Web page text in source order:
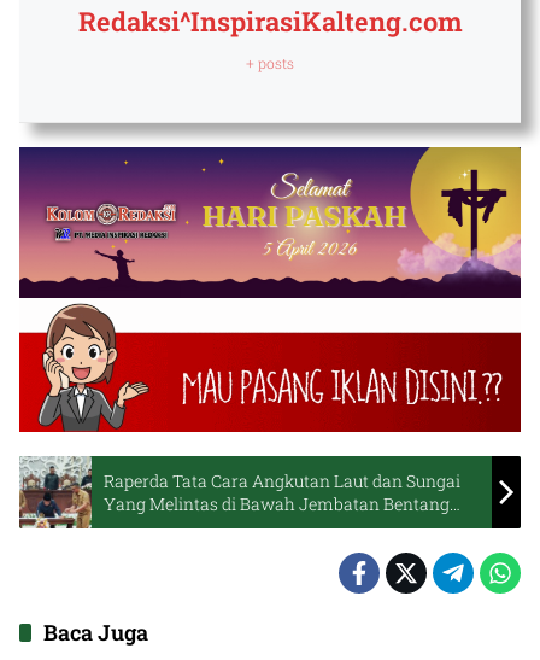
Redaksi^InspirasiKalteng.com
+ posts
Raperda Tata Cara Angkutan Laut dan Sungai
Yang Melintas di Bawah Jembatan Bentang
Panjang Disepakati Menjadi Perda
Baca Juga